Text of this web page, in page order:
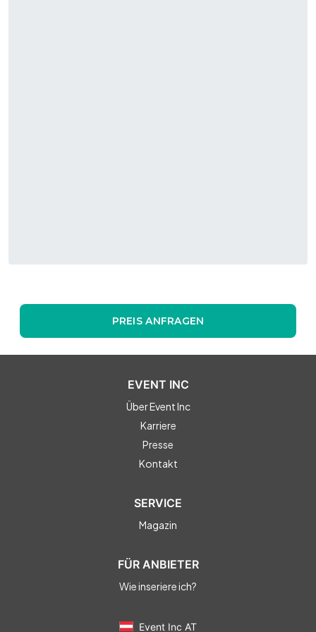
PREIS ANFRAGEN
EVENT INC
Über Event Inc
Karriere
Presse
Kontakt
SERVICE
Magazin
FÜR ANBIETER
Wie inseriere ich?
Event Inc AT